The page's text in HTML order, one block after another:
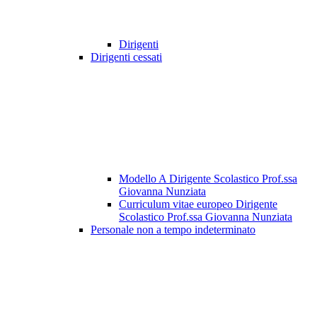
Dirigenti
Dirigenti cessati
Modello A Dirigente Scolastico Prof.ssa
Giovanna Nunziata
Curriculum vitae europeo Dirigente
Scolastico Prof.ssa Giovanna Nunziata
Personale non a tempo indeterminato